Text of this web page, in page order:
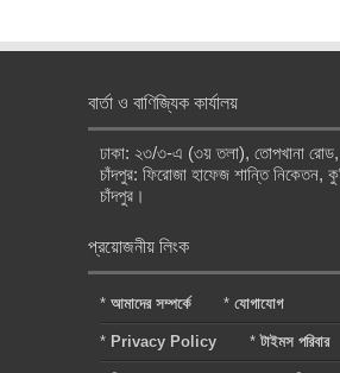
বার্তা ও বাণিজ্যিক কার্যালয়
ঢাকা: ২৩/৩-এ (৩য় তলা), তোপখানা
চাঁদপুর: ফিরোজা হাফেজ শান্তি নিকেতন,
চাঁদপুর।
প্রয়োজনীয় লিংক
* আমাদের সম্পর্কে * যোগাযোগ
* Privacy Policy *টাইমস পরিবার